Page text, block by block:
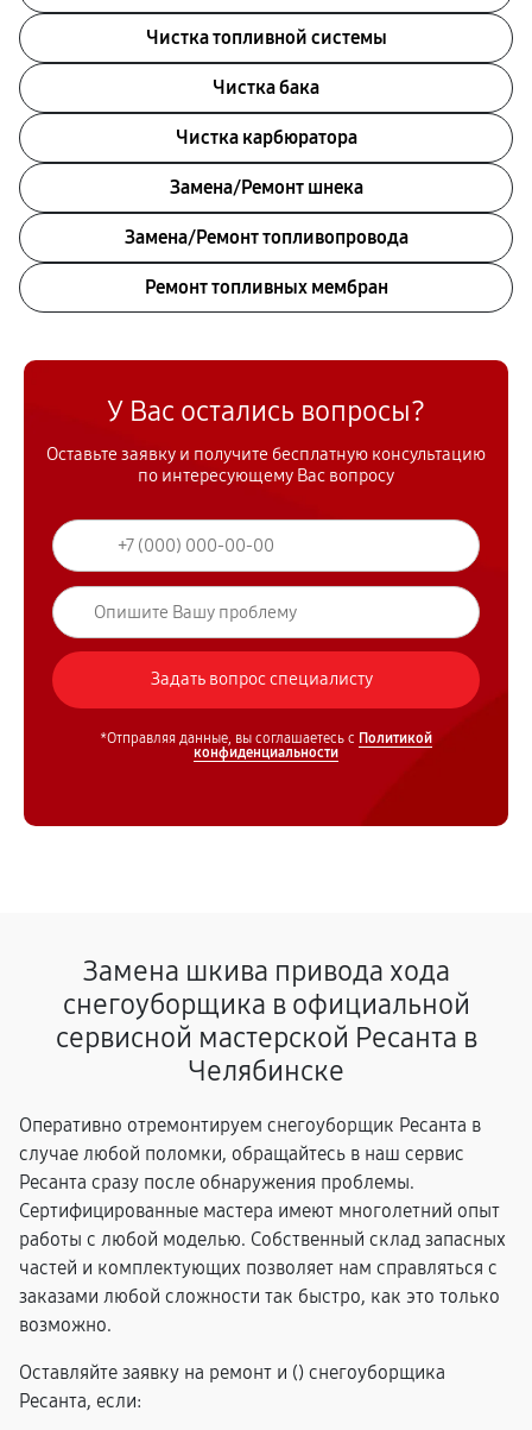
Чистка топливной системы
Чистка бака
Чистка карбюратора
Замена/Pемонт шнека
Замена/Pемонт топливопровода
Ремонт топливных мембран
У Вас остались вопросы?
Оставьте заявку и получите бесплатную консультацию
по интересующему Вас вопросу
*Отправляя данные, вы соглашаетесь с Политикой
конфиденциальности
Замена шкива привода хода
снегоуборщика в официальной
сервисной мастерской Ресанта в
Челябинске
Оперативно отремонтируем снегоуборщик Ресанта в
случае любой поломки, обращайтесь в наш сервис
Ресанта сразу после обнаружения проблемы.
Сертифицированные мастера имеют многолетний опыт
работы с любой моделью. Собственный склад запасных
частей и комплектующих позволяет нам справляться с
заказами любой сложности так быстро, как это только
возможно.
Оставляйте заявку на ремонт и () снегоуборщика
Ресанта, если: